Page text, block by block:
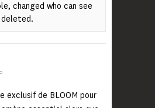
changed who can see
exclusif de BLOOM pour